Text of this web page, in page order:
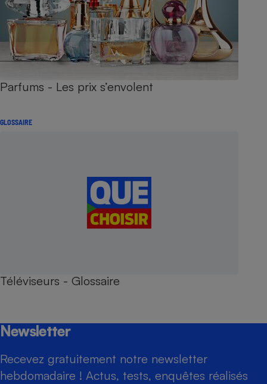
Parfums - Les prix s’envolent
GLOSSAIRE
Téléviseurs - Glossaire
Newsletter
Recevez gratuitement notre newsletter
hebdomadaire ! Actus, tests, enquêtes réalisés